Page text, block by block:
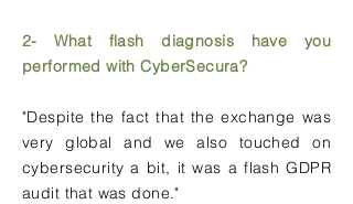
2- What flash diagnosis have you
performed with CyberSecura?
"Despite the fact that the exchange was
very global and we also touched on
cybersecurity a bit, it was a flash GDPR
audit that was done."